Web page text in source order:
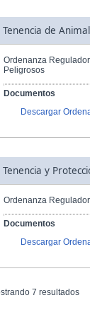
Tenencia de
Ordenanza
Peligrosos
Documentos
Descargar
Tenencia y
Ordenanza
Documentos
Descargar
7 resultados